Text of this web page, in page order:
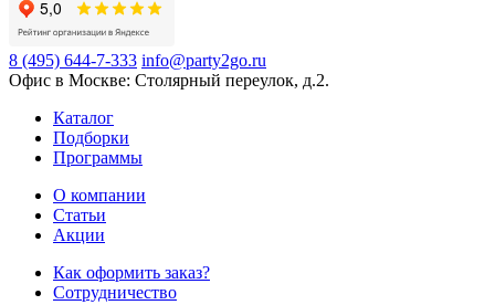
8 (495) 644-7-333 info@party2go.ru
Офис в Москве: Столярный переулок, д.2.
Каталог
Подборки
Программы
О компании
Статьи
Акции
Как оформить заказ?
Сотрудничество